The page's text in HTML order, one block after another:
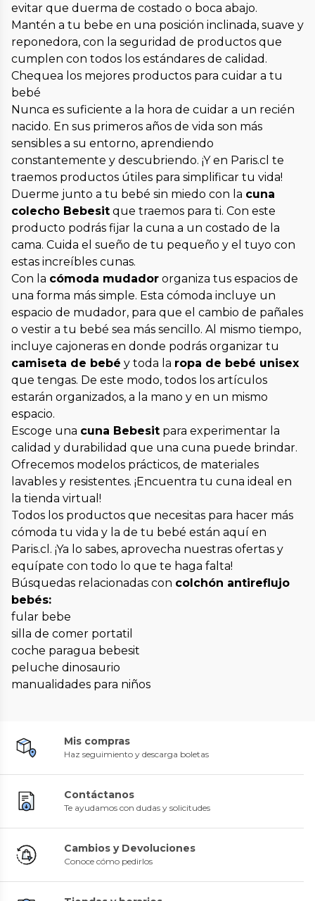
evitar que duerma de costado o boca abajo.
Mantén a tu bebe en una posición inclinada, suave y
reponedora, con la seguridad de productos que
cumplen con todos los estándares de calidad.
Chequea los mejores productos para cuidar a tu
bebé
Nunca es suficiente a la hora de cuidar a un recién
nacido. En sus primeros años de vida son más
sensibles a su entorno, aprendiendo
constantemente y descubriendo. ¡Y en Paris.cl te
traemos productos útiles para simplificar tu vida!
Duerme junto a tu bebé sin miedo con la cuna
colecho Bebesit que traemos para ti. Con este
producto podrás fijar la cuna a un costado de la
cama. Cuida el sueño de tu pequeño y el tuyo con
estas increíbles cunas.
Con la cómoda mudador organiza tus espacios de
una forma más simple. Esta cómoda incluye un
espacio de mudador, para que el cambio de pañales
o vestir a tu bebé sea más sencillo. Al mismo tiempo,
incluye cajoneras en donde podrás organizar tu
camiseta de bebé y toda la ropa de bebé unisex
que tengas. De este modo, todos los artículos
estarán organizados, a la mano y en un mismo
espacio.
Escoge una cuna Bebesit para experimentar la
calidad y durabilidad que una cuna puede brindar.
Ofrecemos modelos prácticos, de materiales
lavables y resistentes. ¡Encuentra tu cuna ideal en
la tienda virtual!
Todos los productos que necesitas para hacer más
cómoda tu vida y la de tu bebé están aquí en
Paris.cl. ¡Ya lo sabes, aprovecha nuestras ofertas y
equípate con todo lo que te haga falta!
Búsquedas relacionadas con colchón antireflujo
bebés:
fular bebe
silla de comer portatil
coche paragua bebesit
peluche dinosaurio
manualidades para niños
Mis compras
Haz seguimiento y descarga boletas
Contáctanos
Te ayudamos con dudas y solicitudes
Cambios y Devoluciones
Conoce cómo pedirlos